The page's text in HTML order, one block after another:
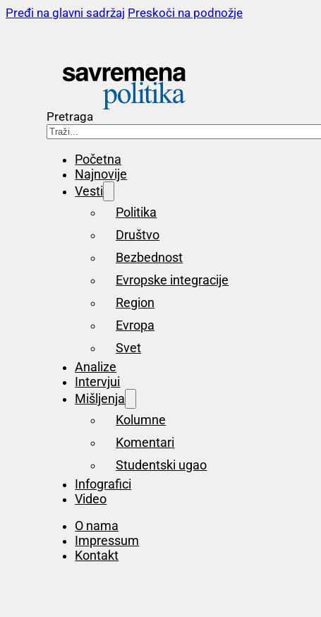
Pređi na glavni sadržaj Preskoči na podnožje
Pretraga
Početna
Najnovije
Vesti
Politika
Društvo
Bezbednost
Evropske integracije
Region
Evropa
Svet
Analize
Intervjui
Mišljenja
Kolumne
Komentari
Studentski ugao
Infografici
Video
O nama
Impressum
Kontakt